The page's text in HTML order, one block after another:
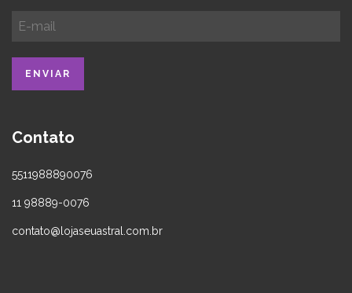
Contato
5511988890076
11 98889-0076
contato@lojaseuastral.com.br